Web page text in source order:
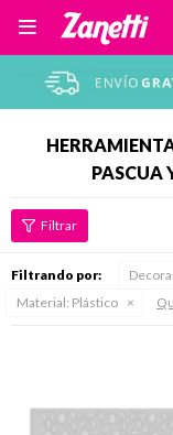

PASCUA
Filtrando por:
Material: Plástico